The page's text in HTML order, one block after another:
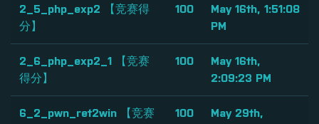
2_5_php_exp2 【竞赛得
分】
100
May 16th, 1:51:08
PM
2_6_php_exp2_1 【竞赛
得分】
100
May 16th,
2:09:23 PM
6_2_pwn_ret2win 【竞赛 100 May 29th,